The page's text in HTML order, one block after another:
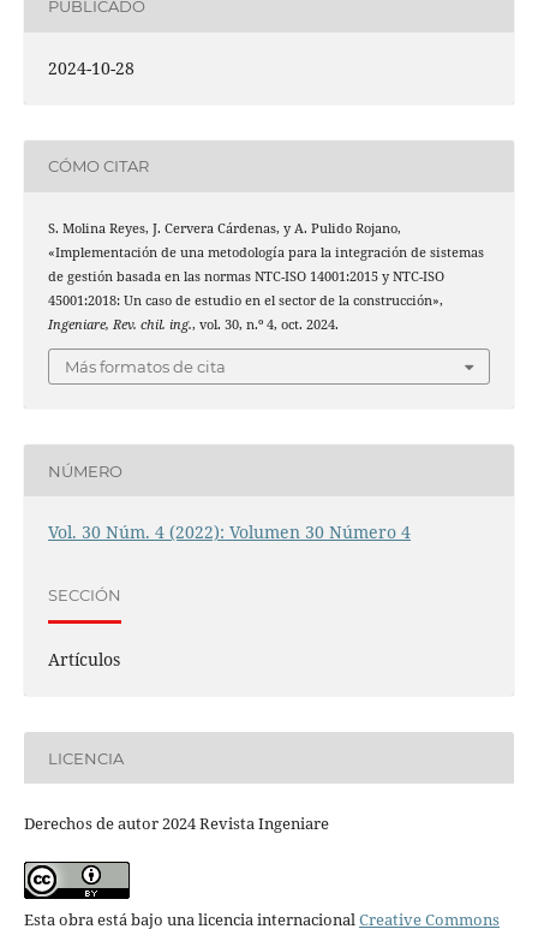
PUBLICADO
2024-10-28
CÓMO CITAR
S. Molina Reyes, J. Cervera Cárdenas, y A. Pulido Rojano,
«Implementación de una metodología para la integración de sistemas
de gestión basada en las normas NTC-ISO 14001:2015 y NTC-ISO
45001:2018: Un caso de estudio en el sector de la construcción»,
Ingeniare, Rev. chil. ing., vol. 30, n.º 4, oct. 2024.
Más formatos de cita
NÚMERO
Vol. 30 Núm. 4 (2022): Volumen 30 Número 4
SECCIÓN
Artículos
LICENCIA
Derechos de autor 2024 Revista Ingeniare
Esta obra está bajo una licencia internacional Creative Commons